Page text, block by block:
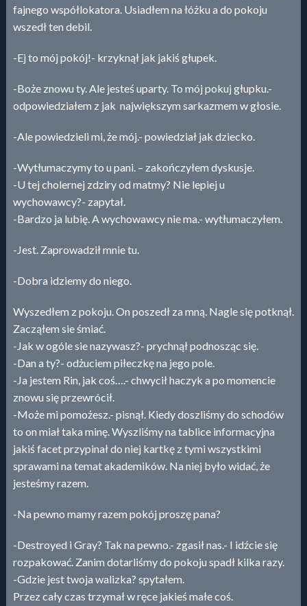
fajnego współlokatora. Usiadłem na łóżku a do pokoju
wszedł ten debil.
-Ej to mój pokój!- krzyknął jak jakiś głupek.
-Boże znowu ty. Ale jesteś uparty. To mój pokuj głupku.-
odpowiedziałem z jak największym sarkazmem w głosie.
-Ale powiedzieli mi, że mój.- powiedział jak dziecko.
-Wytłumaczymy to u pani. – zakończyłem dyskusje.
-U tej cholernej zdziry od matmy? Nie lepiej u
wychowawcy?- zapytał.
-Bardzo ja lubię. A wychowawcy nie ma.- wytłumaczyłem.
-Jest. Zaprowadził mnie tu.
-Dobra idziemy do niego.
Wyszedłem z pokoju. On poszedł za mną. Nagle się potknął.
Zacząłem sie śmiać.
-Jak w ogóle sie nazywasz?- prychnął podnosząc się.
-Dan a ty?- odżuciem piłeczkę na jego pole.
-Ja jestem Rin, jak coś….- chwycił haczyk a po momencie
znowu się przewrócił.
-Może mi pomożesz.- pisnął. Kiedy doszliśmy do schodów
to on miał taka minę. Wyszliśmy na tablice informacyjna
jakiś facet przypinał do niej kartkę z tymi wszystkimi
sprawami na temat akademików. Na niej było widać, że
jesteśmy razem.
-Na pewno mamy razem pokój proszę pana?
-Destroyed i Gray? Tak na pewno.- zgasił nas.- I idźcie się
rozpakować. Zanim dotarliśmy do pokoju spadł kilka razy.
-Gdzie jest twoja walizka? spytałem.
Przez cały czas trzymał w ręce jakieś małe coś.